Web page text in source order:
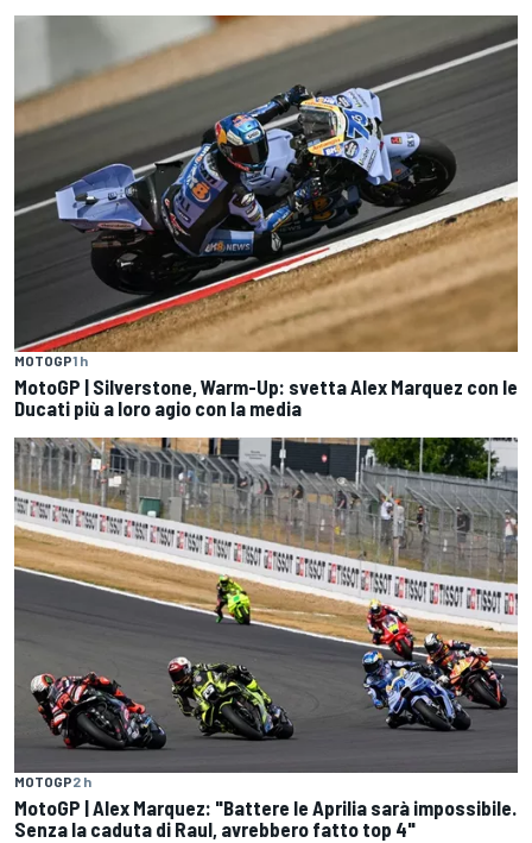
MOTOGP1 h
MotoGP | Silverstone, Warm-Up: svetta Alex Marquez con le
Ducati più a loro agio con la media
MOTOGP2 h
MotoGP | Alex Marquez: "Battere le Aprilia sarà impossibile.
Senza la caduta di Raul, avrebbero fatto top 4"